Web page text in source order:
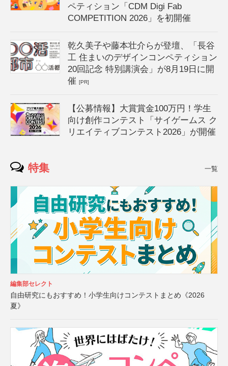
ペティション「CDM Digi Fab
COMPETITION 2026」を初開催
乾久美子や藤本壮介らが登壇、「長谷
工 住まいのデザインコンペティション
20回記念 特別講演会」が8月19日に開
催[PR]
【公募情報】大賞賞金100万円！学生
向け創作コンテスト「サイゲームス ク
リエイティブコンテスト2026」が開催
特集 一覧
編集部セレクト
自由研究にもおすすめ！小学生向けコンテストまとめ《2026
夏》